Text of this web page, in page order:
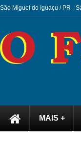
São Miguel do Iguaçu / PR -
MAIS +